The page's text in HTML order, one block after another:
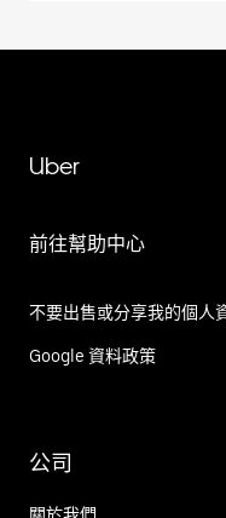
Uber
前往幫助中心
不要出售或分享我的個人
Google 資料政策
公司